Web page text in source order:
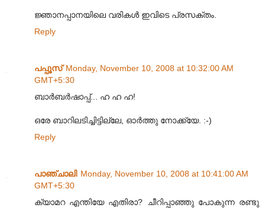
ജ്ഞാനപ്പാനയിലെ വരികള്‍ ഇവിടെ പ്രസക്തം.
Reply
പപ്പൂസ് Monday, November 10, 2008 at 10:32:00 AM
GMT+5:30
ബാര്‍ബര്‍ഷാപ്പ്... ഹ ഹ ഹ!
ഒരേ ബാറിലടിച്ചിട്ടില്ലേ, ഓര്‍ത്തു നോക്ക്യേ. :-)
Reply
പാഞ്ചാലി Monday, November 10, 2008 at 10:41:00 AM
GMT+5:30
ക്യാമറ എന്തിയേ എതിരാ? ചീറിപ്പാഞ്ഞു പോകുന്ന രണ്ടു